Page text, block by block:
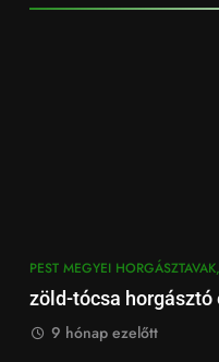
PEST MEGYEI
zöld-tócsa horgásztó
9 hónap ezelőtt